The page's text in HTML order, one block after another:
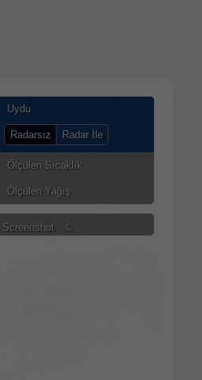
Screenshot ©
Uydu
Radarsız Radar İle
Ölçülen Sıcaklık
Ölçülen Yağış